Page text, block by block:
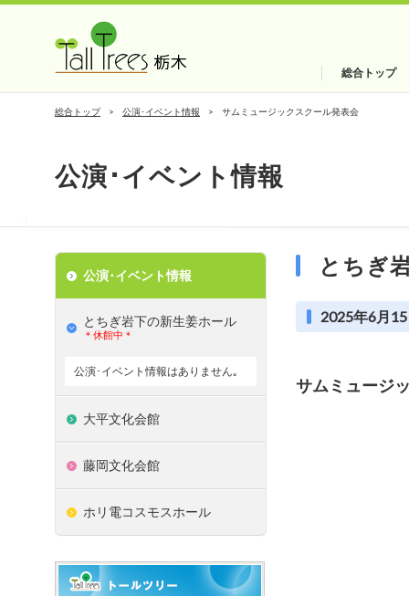
総合トップ
総合トップ 公演･イベント情報 サムミュージックスクール発表会
公演･イベント情報
とちぎ
2025年6月
サムミュージ
公演･イベント情報
とちぎ岩下の新⽣姜ホール
＊休館中＊
公演･イベント情報はありません｡
大平文化会館
藤岡文化会館
ホリ電コスモスホール